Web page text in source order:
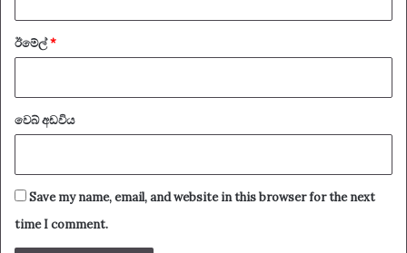
ඊමේල්*
වෙබ් අඩවිය
Save my name, email, and website in this browser for the next
time I comment.